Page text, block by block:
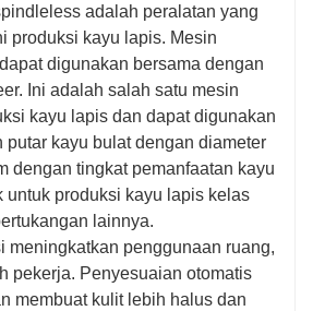
adalah peralatan yang
produksi kayu lapis. Mesin
digunakan bersama dengan
Ini adalah salah satu mesin
kayu lapis dan dapat digunakan
putar kayu bulat dengan diameter
dengan tingkat pemanfaatan kayu
untuk produksi kayu lapis kelas
lainnya.
meningkatkan penggunaan ruang,
pekerja. Penyesuaian otomatis
membuat kulit lebih halus dan